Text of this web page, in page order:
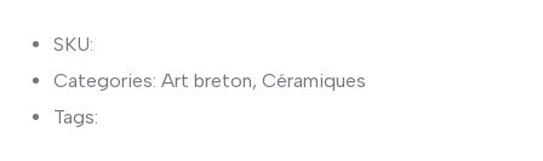
SKU:
Categories: Art breton, Céramiques
Tags: